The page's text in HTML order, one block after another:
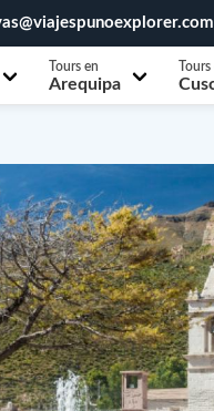
Tours en
Arequipa